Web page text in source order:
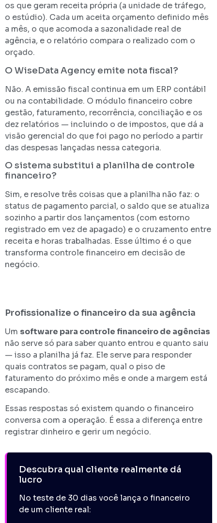
os que geram receita própria (a unidade de tráfego,
o estúdio). Cada um aceita orçamento definido mês
a mês, o que acomoda a sazonalidade real de
agência, e o relatório compara o realizado com o
orçado.
O WiseData Agency emite nota fiscal?
Não. A emissão fiscal continua em um ERP contábil
ou na contabilidade. O módulo financeiro cobre
gestão, faturamento, recorrência, conciliação e os
dez relatórios — incluindo o de impostos, que dá a
visão gerencial do que foi pago no período a partir
das despesas lançadas nessa categoria.
O sistema substitui a planilha de controle
financeiro?
Sim, e resolve três coisas que a planilha não faz: o
status de pagamento parcial, o saldo que se atualiza
sozinho a partir dos lançamentos (com estorno
registrado em vez de apagado) e o cruzamento entre
receita e horas trabalhadas. Esse último é o que
transforma controle financeiro em decisão de
negócio.
Profissionalize o financeiro da sua agência
Um software para controle financeiro de agências
não serve só para saber quanto entrou e quanto saiu
— isso a planilha já faz. Ele serve para responder
quais contratos se pagam, qual o piso de
faturamento do próximo mês e onde a margem está
escapando.
Essas respostas só existem quando o financeiro
conversa com a operação. É essa a diferença entre
registrar dinheiro e gerir um negócio.
Descubra qual cliente realmente dá
lucro
No teste de 30 dias você lança o financeiro
de um cliente real: